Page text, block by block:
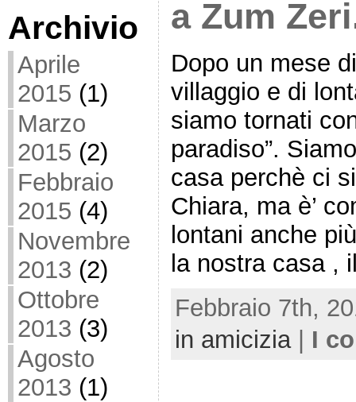
Archivio
Aprile
2015 (1)
Marzo
2015 (2)
Febbraio
2015 (4)
Novembre
2013 (2)
Ottobre
2013 (3)
Agosto
2013 (1)
a Zum
Dopo un mese
villaggio e di
siamo tornati
paradiso”.
casa perchè ci
Chiara, ma è’
lontani anche
la nostra casa
Febbraio 7th,
in amicizia| I